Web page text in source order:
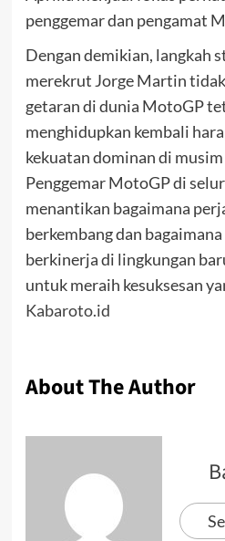
penggemar dan pengamat
Dengan demikian, langkah
merekrut Jorge Martin
getaran di dunia MotoGP
menghidupkan kembali
kekuatan dominan di
Penggemar MotoGP di
menantikan bagaimana
berkembang dan
berkinerja di lingkungan
untuk meraih kesuksesan
Kabaroto.id
About The Author